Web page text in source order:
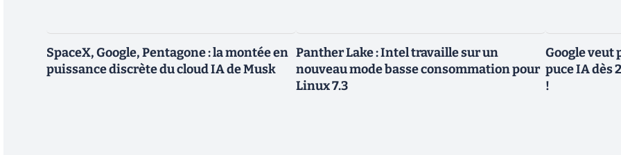
SpaceX, Google, Pentagone : la montée en
puissance discrète du cloud IA de Musk
Panther Lake : Intel travaille sur un
nouveau mode basse consommation pour
Linux 7.3
Google veut
puce IA dès
!